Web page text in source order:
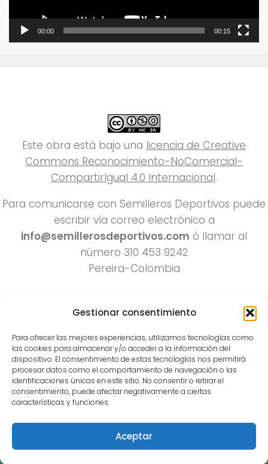
Gestionar consentimiento
Para ofrecer las mejores experiencias, utilizamos tecnologías como
las cookies para almacenar y/o acceder a la información del
dispositivo. El consentimiento de estas tecnologías nos permitirá
procesar datos como el comportamiento de navegación o las
identificaciones únicas en este sitio. No consentir o retirar el
consentimiento, puede afectar negativamente a ciertas
características y funciones.
Aceptar
00:00 00:15
Este obra está bajo una licencia de Creative
Commons Reconocimiento-NoComercial-
CompartirIgual 4.0 Internacional.
Para comunicarse con Semilleros Deportivos puede
escribir vía correo electrónico a
info@semillerosdeportivos.com ó llamar al
número 310 453 9242
Pereira-Colombia
Todos los derechos reservados 2022.
Funciona con - Diseñado con el